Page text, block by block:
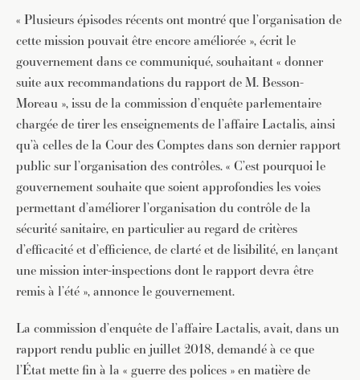
« Plusieurs épisodes récents ont montré que l’organisation de
cette mission pouvait être encore améliorée », écrit le
gouvernement dans ce communiqué, souhaitant « donner
suite aux recommandations du rapport de M. Besson-
Moreau », issu de la commission d’enquête parlementaire
chargée de tirer les enseignements de l’affaire Lactalis, ainsi
qu’à celles de la Cour des Comptes dans son dernier rapport
public sur l’organisation des contrôles. « C’est pourquoi le
gouvernement souhaite que soient approfondies les voies
permettant d’améliorer l’organisation du contrôle de la
sécurité sanitaire, en particulier au regard de critères
d’efficacité et d’efficience, de clarté et de lisibilité, en lançant
une mission inter-inspections dont le rapport devra être
remis à l’été », annonce le gouvernement.
La commission d’enquête de l’affaire Lactalis, avait, dans un
rapport rendu public en juillet 2018, demandé à ce que
l’État mette fin à la « guerre des polices » en matière de